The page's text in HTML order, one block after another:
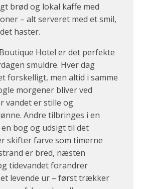
brød og lokal kaffe med
– alt serveret med et smil,
haster.
Hotel er det perfekte
smuldre. Hver dag
forskelligt, men altid i samme
morgener bliver ved
vandet er stille og
Andre tilbringes i en
bog og udsigt til det
skifter farve som timerne
er bred, næsten
tidevandet forandrer
levende ur – først trækker